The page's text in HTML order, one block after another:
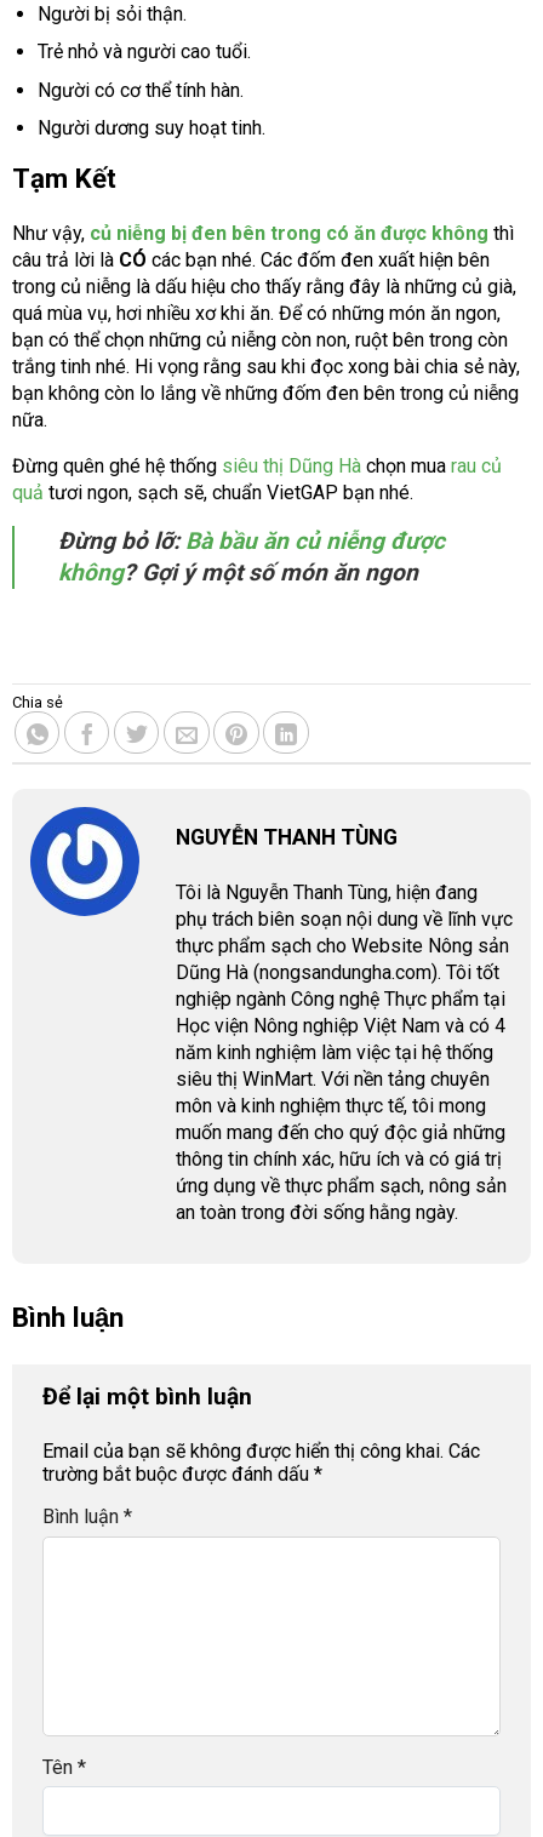
Người bị sỏi thận.
Trẻ nhỏ và người cao tuổi.
Người có cơ thể tính hàn.
Người dương suy hoạt tinh.
Tạm Kết
Như vậy, củ niễng bị đen bên trong có ăn được không thì
câu trả lời là CÓ các bạn nhé. Các đốm đen xuất hiện bên
trong củ niễng là dấu hiệu cho thấy rằng đây là những củ già,
quá mùa vụ, hơi nhiều xơ khi ăn. Để có những món ăn ngon,
bạn có thể chọn những củ niễng còn non, ruột bên trong còn
trắng tinh nhé. Hi vọng rằng sau khi đọc xong bài chia sẻ này,
bạn không còn lo lắng về những đốm đen bên trong củ niễng
nữa.
Đừng quên ghé hệ thống siêu thị Dũng Hà chọn mua rau củ
quả tươi ngon, sạch sẽ, chuẩn VietGAP bạn nhé.
Đừng bỏ lỡ:Bà bầu ăn củ niễng được
không? Gợi ý một số món ăn ngon
Chia sẻ
NGUYỄN THANH TÙNG
Tôi là Nguyễn Thanh Tùng, hiện đang
phụ trách biên soạn nội dung về lĩnh vực
thực phẩm sạch cho Website Nông sản
Dũng Hà (nongsandungha.com). Tôi tốt
nghiệp ngành Công nghệ Thực phẩm tại
Học viện Nông nghiệp Việt Nam và có 4
năm kinh nghiệm làm việc tại hệ thống
siêu thị WinMart. Với nền tảng chuyên
môn và kinh nghiệm thực tế, tôi mong
muốn mang đến cho quý độc giả những
thông tin chính xác, hữu ích và có giá trị
ứng dụng về thực phẩm sạch, nông sản
an toàn trong đời sống hằng ngày.
Bình luận
Để lại một bình luận
Email của bạn sẽ không được hiển thị công khai. Các
trường bắt buộc được đánh dấu *
Bình luận *
Tên *